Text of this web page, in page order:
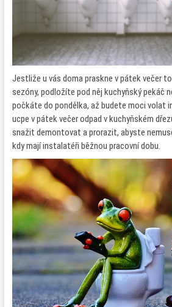
Jestliže u vás doma praskne v pátek večer
sezóny, podložíte pod něj kuchyňský pekáč
počkáte do pondělka, až budete moci volat
ucpe v pátek večer odpad v kuchyňském
snažit demontovat a prorazit, abyste
kdy mají instalatéři běžnou pracovní dobu.